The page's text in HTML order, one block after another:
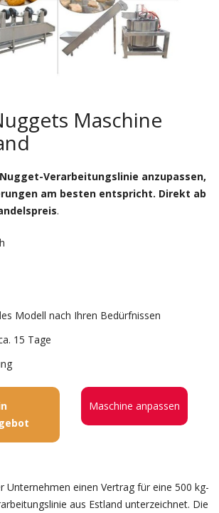
Maschine
Verarbeitungslinie anzupassen,
am besten entspricht. Direkt ab
.
Modell nach Ihren Bedürfnissen
15 Tage
Maschine anpassen
Unternehmen einen Vertrag für eine 500 kg-
aus Estland unterzeichnet. Die